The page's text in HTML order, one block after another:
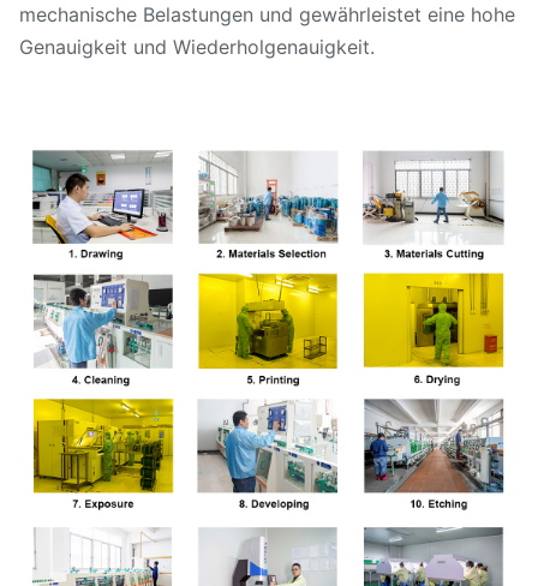
mechanische Belastungen und gewährleistet eine hohe
Genauigkeit und Wiederholgenauigkeit.